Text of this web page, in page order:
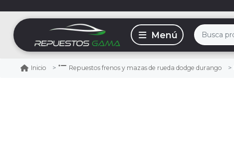
Inicio Repuestos frenos y mazas de rueda dodge durango